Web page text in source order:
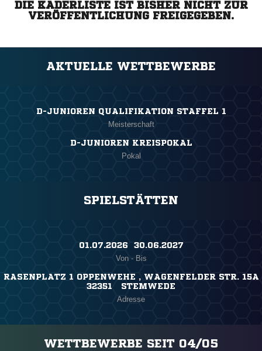
DIE KADERLISTE IST BISHER NICHT ZUR
VERÖFFENTLICHUNG FREIGEGEBEN.
AKTUELLE WETTBEWERBE
D-JUNIOREN QUALIFIKATION STAFFEL 1
Meisterschaft
D-JUNIOREN KREISPOKAL
Pokal
SPIELSTÄTTEN
01.07.2026 ​ 30.06.2027
Von - Bis
RASENPLATZ 1 OPPENWEHE , WAGENFELDER STR. 15A
32351 STEMWEDE
Adresse
WETTBEWERBE SEIT 04/05